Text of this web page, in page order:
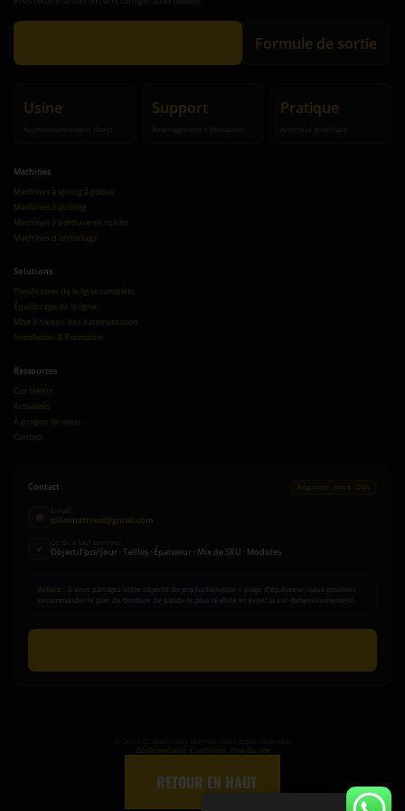
Formule de sortie
Usine
Approvisionnement direct
Support
Aménagement + formation
Pratique
Acheteur-prioritaire
Machines
Machines à spring à poche
Machines à quilting
Machines à bordure en ruban
Machines d'emballage
Solutions
Planification de la ligne complète
Équilibrage de la ligne
Mise à niveau de l'automatisation
Installation & Formation
Ressources
Cas clients
Actualités
À propos de nous
Contact
Contact Réponse sous 24h
@
E-mail
qilinmattress@gmail.com
✓
Ce qu'il faut envoyer
Objectif pcs/jour · Tailles · Épaisseur · Mix de SKU · Modules
Astuce :
Si vous partagez votre objectif de production/jour + plage d'épaisseur, nous pouvons
recommander le plan de bordure de bande le plus réaliste et éviter la sur-dimensionnement.
Confidentialité Conditions Plan du site
RETOUR EN HAUT